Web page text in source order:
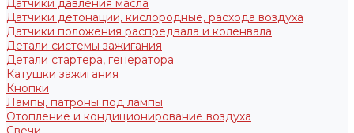
Датчики давления масла
Датчики детонации, кислородные, расхода воздуха
Датчики положения распредвала и коленвала
Детали системы зажигания
Детали стартера, генератора
Катушки зажигания
Кнопки
Лампы, патроны под лампы
Отопление и кондиционирование воздуха